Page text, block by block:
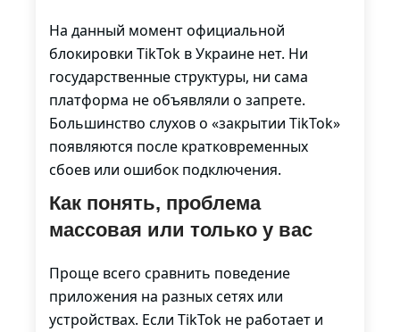
На данный момент официальной
блокировки TikTok в Украине нет. Ни
государственные структуры, ни сама
платформа не объявляли о запрете.
Большинство слухов о «закрытии TikTok»
появляются после кратковременных
сбоев или ошибок подключения.
Как понять, проблема
массовая или только у вас
Проще всего сравнить поведение
приложения на разных сетях или
устройствах. Если TikTok не работает и